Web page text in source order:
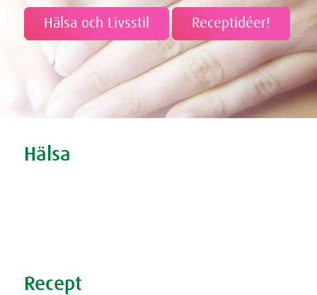
Hälsa och Livsstil Receptidéer!
Hälsa
Recept